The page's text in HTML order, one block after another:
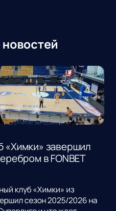
«Химки» завершил
в FONBET
клуб «Химки» из
сезон 2025/2026 на